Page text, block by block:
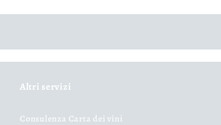
Altri servizi
Consulenza Carta dei vini